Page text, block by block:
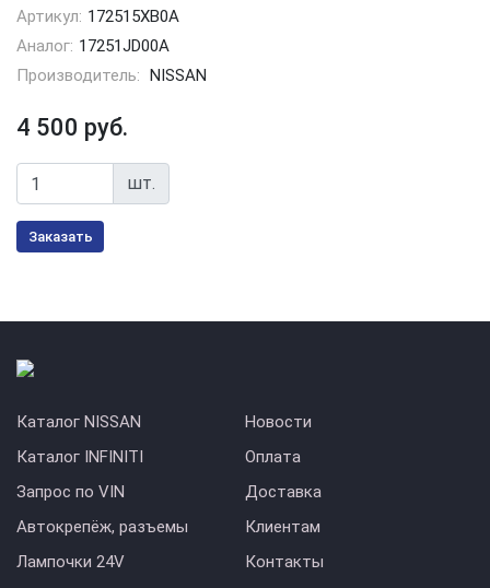
Артикул: 172515XB0A
Аналог: 17251JD00A
Производитель: NISSAN
4 500 руб.
шт.
Заказать
Каталог NISSAN
Каталог INFINITI
Запрос по VIN
Автокрепёж, разъемы
Лампочки 24V
Новости
Оплата
Доставка
Клиентам
Контакты